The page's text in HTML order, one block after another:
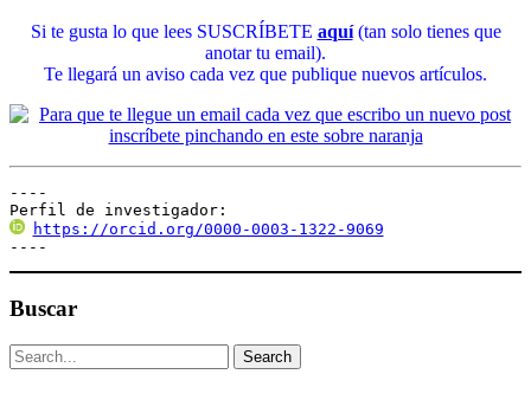
Si te gusta lo que lees SUSCRÍBETE aquí(tan solo tienes que
anotar tu email).
Te llegará un aviso cada vez que publique nuevos artículos.
----
Perfil de investigador:
https://orcid.org/0000-0003-1322-9069
----
Buscar